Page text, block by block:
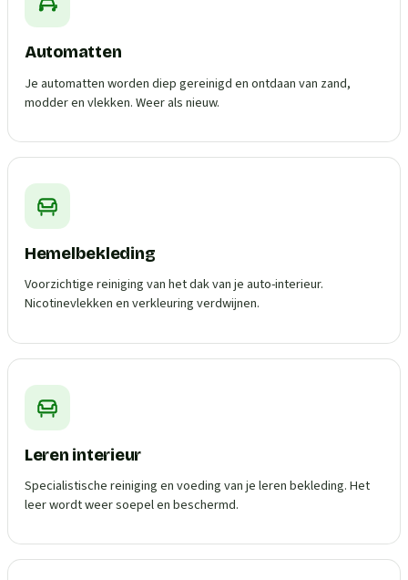
Automatten
Je automatten worden diep gereinigd en ontdaan van zand,
modder en vlekken. Weer als nieuw.
Hemelbekleding
Voorzichtige reiniging van het dak van je auto-interieur.
Nicotinevlekken en verkleuring verdwijnen.
Leren interieur
Specialistische reiniging en voeding van je leren bekleding. Het
leer wordt weer soepel en beschermd.